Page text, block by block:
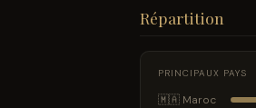
Répartition
PRINCIPAUX PAYS
🇲🇦 Maroc